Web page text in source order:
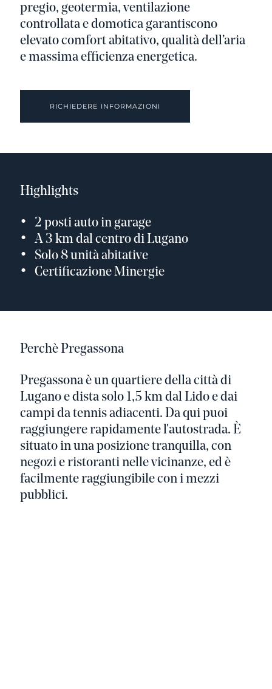
pregio, geotermia, ventilazione
controllata e domotica garantiscono
elevato comfort abitativo, qualità dell’aria
e massima efficienza energetica.
RICHIEDERE INFORMAZIONI
Highlights
2 posti auto in garage
A 3 km dal centro di Lugano
Solo 8 unità abitative
Certificazione Minergie
Perchè Pregassona
Pregassona è un quartiere della città di
Lugano e dista solo 1,5 km dal Lido e dai
campi da tennis adiacenti. Da qui puoi
raggiungere rapidamente l'autostrada. È
situato in una posizione tranquilla, con
negozi e ristoranti nelle vicinanze, ed è
facilmente raggiungibile con i mezzi
pubblici.